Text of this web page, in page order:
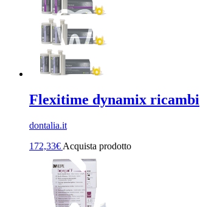
Flexitime dynamix ricambi
dontalia.it
172,33€ Acquista prodotto